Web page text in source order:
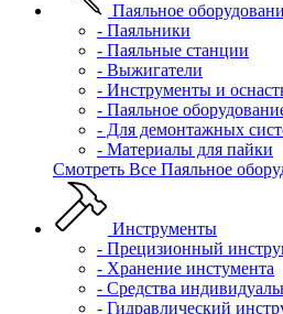
Паяльное
- Паяльники
- Паяльные станции
- Выжигатели
- Инструменты и
- Паяльное
- Для демонтажных
- Материалы для пайки
Смотреть Все Паяльное
Инструменты
- Прецизионный
- Хранение инстумента
- Средства
- Гидравлический